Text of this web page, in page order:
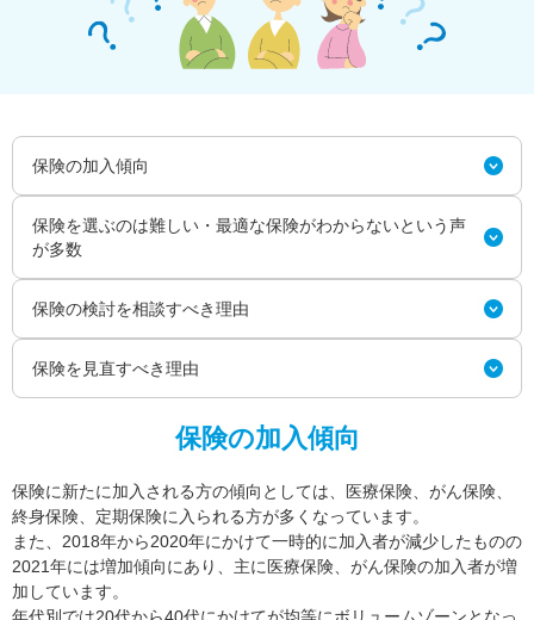
保険の加入傾向
保険を選ぶのは難しい・最適な保険がわからないという声
が多数
保険の検討を相談すべき理由
保険を見直すべき理由
保険の加入傾向
保険に新たに加入される方の傾向としては、医療保険、がん保険、
終身保険、定期保険に入られる方が多くなっています。
また、2018年から2020年にかけて一時的に加入者が減少したものの
2021年には増加傾向にあり、主に医療保険、がん保険の加入者が増
加しています。